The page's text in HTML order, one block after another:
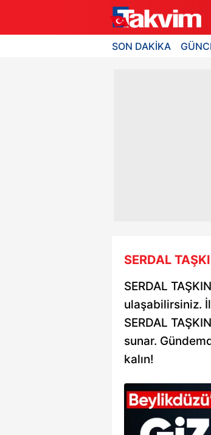
SON DAKİKA
SERDAL
SERDAL
ulaşabilirsiniz.
SERDAL
sunar.
kalın!